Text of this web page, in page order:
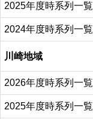
2025年度時系列一覧
2024年度時系列一覧
川崎地域
2026年度時系列一覧
2025年度時系列一覧